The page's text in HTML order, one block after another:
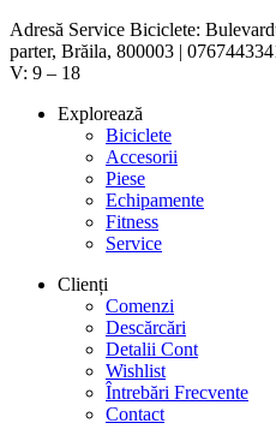
Adresă Service Biciclete:
parter, Brăila, 800003 |
V: 9 – 18
Explorează
Biciclete
Accesorii
Piese
Echipamente
Fitness
Service
Clienți
Comenzi
Descărcări
Detalii Cont
Wishlist
Întrebări Frecvente
Contact